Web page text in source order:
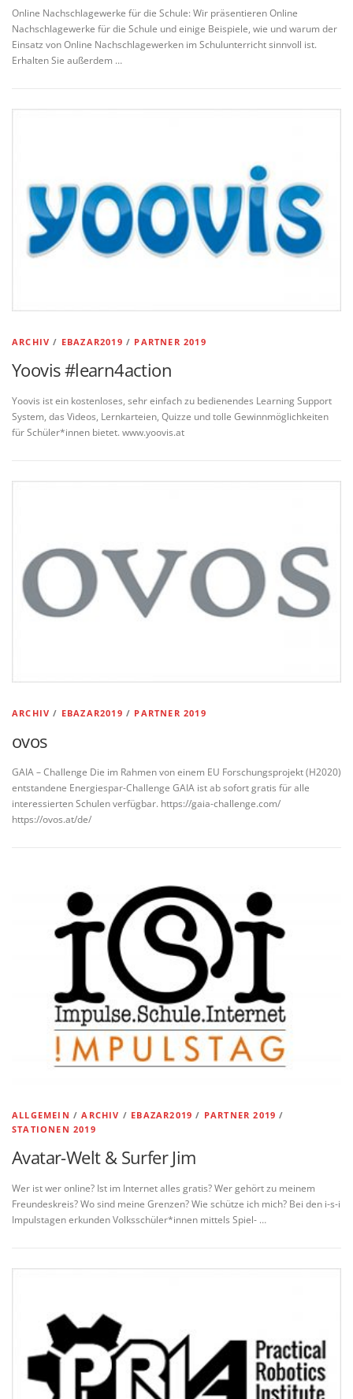
Online Nachschlagewerke für die Schule: Wir präsentieren Online
Nachschlagewerke für die Schule und einige Beispiele, wie und warum der
Einsatz von Online Nachschlagewerken im Schulunterricht sinnvoll ist.
Erhalten Sie außerdem …
ARCHIV / EBAZAR2019 / PARTNER 2019
Yoovis #learn4action
Yoovis ist ein kostenloses, sehr einfach zu bedienendes Learning Support
System, das Videos, Lernkarteien, Quizze und tolle Gewinnmöglichkeiten
für Schüler*innen bietet. www.yoovis.at
ARCHIV / EBAZAR2019 / PARTNER 2019
ovos
GAIA – Challenge Die im Rahmen von einem EU Forschungsprojekt (H2020)
entstandene Energiespar-Challenge GAIA ist ab sofort gratis für alle
interessierten Schulen verfügbar. https://gaia-challenge.com/
https://ovos.at/de/
ALLGEMEIN /ARCHIV / EBAZAR2019 / PARTNER 2019 /
STATIONEN 2019
Avatar-Welt & Surfer Jim
Wer ist wer online? Ist im Internet alles gratis? Wer gehört zu meinem
Freundeskreis? Wo sind meine Grenzen? Wie schütze ich mich? Bei den i-s-i
Impulstagen erkunden Volksschüler*innen mittels Spiel- …